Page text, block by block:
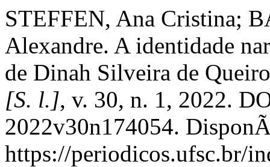
STEFFEN, Ana Cristina;
Alexandre. A identidade
de Dinah Silveira de
[S. l.], v. 30, n. 1, 2022.
2022v30n174054.
https://periodicos.ufsc.br/